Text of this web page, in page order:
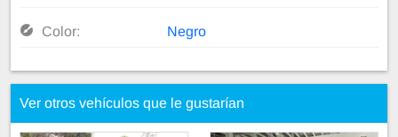
Color: Negro
Ver otros vehículos que le gustarían